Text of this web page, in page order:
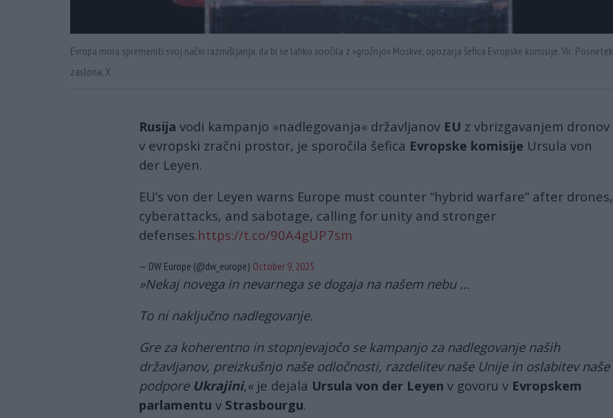
Evropa mora spremeniti svoj način razmišljanja, da bi se lahko soočila z »grožnjo« Moskve, opozarja šefica Evropske komisije. Vir: Posnetek
zaslona, X
Rusija vodi kampanjo »nadlegovanja« državljanov EU z vbrizgavanjem dronov
v evropski zračni prostor, je sporočila šefica Evropske komisije Ursula von
der Leyen.
EU’s von der Leyen warns Europe must counter “hybrid warfare” after drones,
cyberattacks, and sabotage, calling for unity and stronger
defenses.https://t.co/90A4gUP7sm
— DW Europe (@dw_europe) October 9, 2025
»Nekaj ​​novega in nevarnega se dogaja na našem nebu ...
To ni naključno nadlegovanje.
Gre za koherentno in stopnjevajočo se kampanjo za nadlegovanje naših
državljanov, preizkušnjo naše odločnosti, razdelitev naše Unije in oslabitev naše
podpore Ukrajini,«je dejala Ursula von der Leyen v govoru v Evropskem
parlamentu v Strasbourgu.